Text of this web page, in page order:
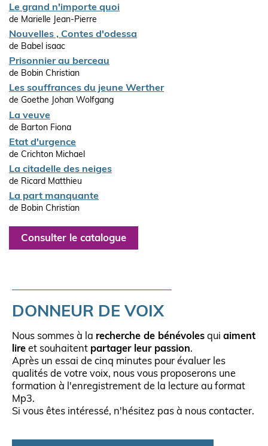
Le grand n'importe quoi
de Marielle Jean-Pierre
Nouvelles , Contes d'odessa
de Babel isaac
Prisonnier au berceau
de Bobin Christian
Les souffrances du jeune Werther
de Goethe Johan Wolfgang
La veuve
de Barton Fiona
Etat d'urgence
de Crichton Michael
La citadelle des neiges
de Ricard Matthieu
La part manquante
de Bobin Christian
Consulter le catalogue
DONNEUR DE VOIX
Nous sommes à la recherche de bénévoles qui aiment
lire et souhaitent partager leur passion.
Après un essai de cinq minutes pour évaluer les
qualités de votre voix, nous vous proposerons une
formation à l'enregistrement de la lecture au format
Mp3.
Si vous êtes intéressé, n'hésitez pas à nous contacter.